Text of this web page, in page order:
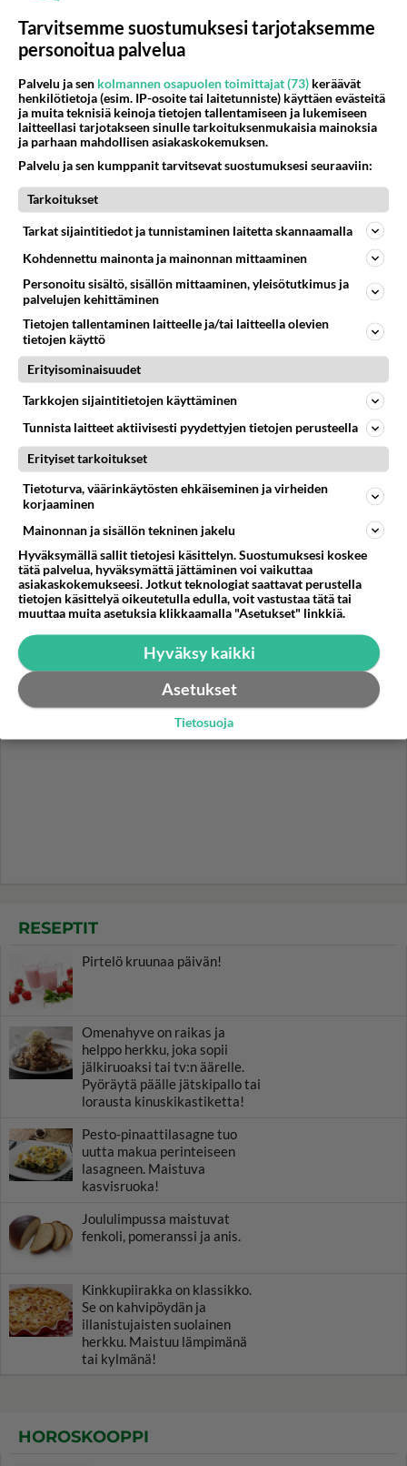
LUETUIMMAT
Muistatko? Kädestä suuhun
elävä Satu sai jättimäisen
rahasalkun Henry-
miljonääriltä
Tiesitkö? Martina Aitolehden
isäpuoli on tämä suosittu
laulaja
Luetuimmat: Aarne Pelkonen
yhdessä - Tätä moni jo odotti
Danny, 83, teki yllättävän
teon - Missä on 25-vuotias
Helmi Loukasmäki?
Kun yksi kauhallinen ei riitä...
Tämä helppo arkiruoka ei jää
syömättä!
RESEPTIT
Pirtelö kruunaa päivän!
Omenahyve on raikas ja
helppo herkku, joka sopii
jälkiruoaksi tai tv:n äärelle.
Pyöräytä päälle jätskipallo tai
lorausta kinuskikastiketta!
Pesto-pinaattilasagne tuo
uutta makua perinteiseen
lasagneen. Maistuva
kasvisruoka!
Joululimpussa maistuvat
fenkoli, pomeranssi ja anis.
Kinkkupiirakka on klassikko.
Se on kahvipöydän ja
illanistujaisten suolainen
herkku. Maistuu lämpimänä
tai kylmänä!
HOROSKOOPPI
Tarvitsemme suostumuksesi tarjotaksemme
personoitua palvelua
Palvelu ja sen kolmannen osapuolen toimittajat (73) keräävät
henkilötietoja (esim. IP-osoite tai laitetunniste) käyttäen evästeitä
ja muita teknisiä keinoja tietojen tallentamiseen ja lukemiseen
laitteellasi tarjotakseen sinulle tarkoituksenmukaisia mainoksia
ja parhaan mahdollisen asiakaskokemuksen.
Palvelu ja sen kumppanit tarvitsevat suostumuksesi seuraaviin:
Tarkoitukset
Tarkat sijaintitiedot ja tunnistaminen laitetta skannaamalla
Kohdennettu mainonta ja mainonnan mittaaminen
Personoitu sisältö, sisällön mittaaminen, yleisötutkimus ja
palvelujen kehittäminen
Tietojen tallentaminen laitteelle ja/tai laitteella olevien
tietojen käyttö
Erityisominaisuudet
Tarkkojen sijaintitietojen käyttäminen
Tunnista laitteet aktiivisesti pyydettyjen tietojen perusteella
Erityiset tarkoitukset
Tietoturva, väärinkäytösten ehkäiseminen ja virheiden
korjaaminen
Mainonnan ja sisällön tekninen jakelu
Hyväksymällä sallit tietojesi käsittelyn. Suostumuksesi koskee
tätä palvelua, hyväksymättä jättäminen voi vaikuttaa
asiakaskokemukseesi. Jotkut teknologiat saattavat perustella
tietojen käsittelyä oikeutetulla edulla, voit vastustaa tätä tai
muuttaa muita asetuksia klikkaamalla "Asetukset" linkkiä.
Hyväksy kaikki
Asetukset
Tietosuoja